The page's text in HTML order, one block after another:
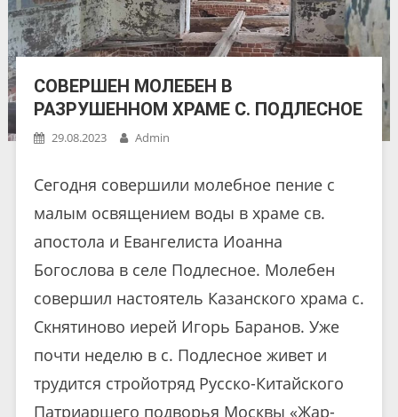
СОВЕРШЕН МОЛЕБЕН В
РАЗРУШЕННОМ ХРАМЕ С. ПОДЛЕСНОЕ
29.08.2023 Admin
Сегодня совершили молебное пение с
малым освящением воды в храме св.
апостола и Евангелиста Иоанна
Богослова в селе Подлесное. Молебен
совершил настоятель Казанского храма с.
Скнятиново иерей Игорь Баранов. Уже
почти неделю в с. Подлесное живет и
трудится стройотряд Русско-Китайского
Патриаршего подворья Москвы «Жар-